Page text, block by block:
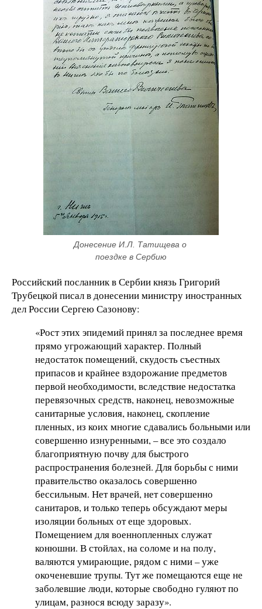
Донесение И.Л. Татищева о
поездке в Сербию
Российский посланник в Сербии князь Григорий
Трубецкой писал в донесении министру иностранных
дел России Сергею Сазонову:
«Рост этих эпидемий принял за последнее время
прямо угрожающий характер. Полный
недостаток помещений, скудость съестных
припасов и крайнее вздорожание предметов
первой необходимости, вследствие недостатка
перевязочных средств, наконец, невозможные
санитарные условия, наконец, скопление
пленных, из коих многие сдавались больными или
совершенно изнуренными, – все это создало
благоприятную почву для быстрого
распространения болезней. Для борьбы с ними
правительство оказалось совершенно
бессильным. Нет врачей, нет совершенно
санитаров, и только теперь обсуждают меры
изоляции больных от еще здоровых.
Помещением для военнопленных служат
конюшни. В стойлах, на соломе и на полу,
валяются умирающие, рядом с ними – уже
окоченевшие трупы. Тут же помещаются еще не
заболевшие люди, которые свободно гуляют по
улицам, разнося всюду заразу».